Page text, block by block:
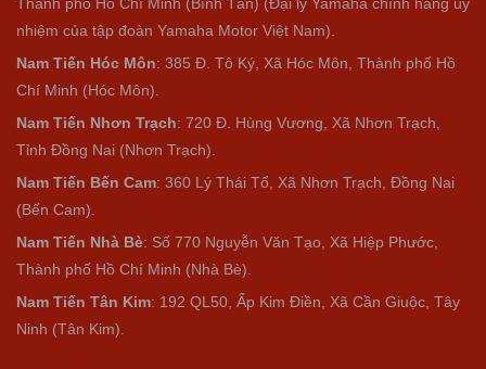
nhiệm của tập đoàn Yamaha Motor Việt Nam).
Nam Tiến Hóc Môn: 385 Đ. Tô Ký, Xã Hóc Môn, Thành phố Hồ
Chí Minh (Hóc Môn).
Nam Tiến Nhơn Trạch: 720 Đ. Hùng Vương, Xã Nhơn Trạch,
Tỉnh Đồng Nai (Nhơn Trạch).
Nam Tiến Bến Cam: 360 Lý Thái Tổ, Xã Nhơn Trạch, Đồng Nai
(Bến Cam).
Nam Tiến Nhà Bè: Số 770 Nguyễn Văn Tạo, Xã Hiệp Phước,
Thành phố Hồ Chí Minh (Nhà Bè).
Nam Tiến Tân Kim: 192 QL50, Ấp Kim Điền, Xã Cần Giuộc, Tây
Ninh (Tân Kim).